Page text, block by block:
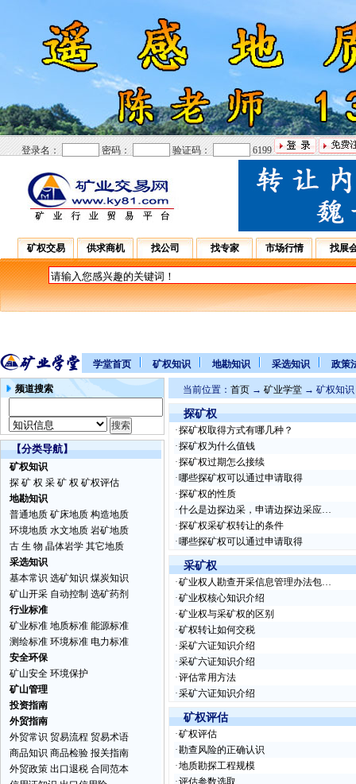
登录名： 密码： 验证码： 6199
矿权交易 供求商机 找公司 找专家 市场行情 找展
学堂首页 矿权知识 地勘知识 采选知识 政策
频道搜索
【分类导航】
矿权知识
探 矿 权 采 矿 权 矿权评估
地勘知识
普通地质 矿床地质 构造地质
环境地质 水文地质 岩矿地质
古 生 物 晶体岩学 其它地质
采选知识
基本常识 选矿知识 煤炭知识
矿山开采 自动控制 选矿药剂
行业标准
矿业标准 地质标准 能源标准
测绘标准 环境标准 电力标准
安全环保
矿山安全 环境保护
矿山管理
投资指南
外贸指南
外贸常识 贸易流程 贸易术语
商品知识 商品检验 报关指南
外贸政策 出口退税 合同范本
当前位置： 首页 → 矿业学堂 → 矿权知识
探矿权
·探矿权取得方式有哪几种？
·探矿权为什么值钱
·探矿权过期怎么接续
·哪些探矿权可以通过申请取得
·探矿权的性质
·什么是边探边采，申请边探边采应…
·探矿权采矿权转让的条件
·哪些探矿权可以通过申请取得
采矿权
·矿业权人勘查开采信息管理办法包…
·矿业权核心知识介绍
·矿业权与采矿权的区别
·矿权转让如何交税
·采矿六证知识介绍
·采矿六证知识介绍
·评估常用方法
·采矿六证知识介绍
矿权评估
·矿权评估
·勘查风险的正确认识
·地质勘探工程规模
·评估参数选取